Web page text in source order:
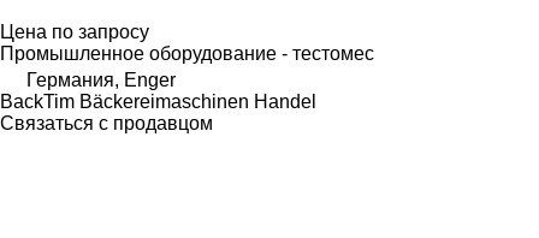
Цена по запросу
Промышленное оборудование - тестомес
Германия, Enger
BackTim Bäckereimaschinen Handel
Связаться с продавцом